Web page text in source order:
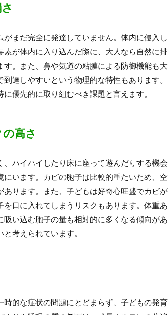
まだ完全に発達していません。体内に侵入し
が体内に入り込んだ際に、大人なら自然に排
。また、鼻や気道の粘膜による防御機能も大
達しやすいという物理的な特性もあります。
優先的に取り組むべき課題と言えます。
高さ
ハイハイしたり床に座って遊んだりする機会
います。カビの胞子は比較的重たいため、空
ります。また、子どもは好奇心旺盛でカビが
口に入れてしまうリスクもあります。体重あ
い込む胞子の量も相対的に多くなる傾向があ
考えられています。
的な症状の問題にとどまらず、子どもの発育